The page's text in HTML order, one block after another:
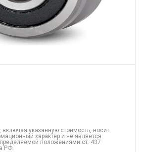
указанную стоимость, носит
характер и не является
положениями ст. 437
РФ.